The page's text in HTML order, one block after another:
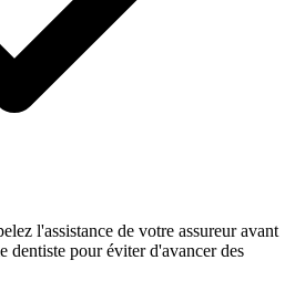
l'assistance de votre assureur avant
dentiste pour éviter d'avancer des